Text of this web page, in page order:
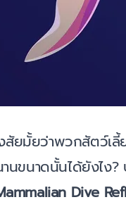
สัยมั้ยว่าพวกสัตว์เ
นขนาดนั้นได้ยังไง
Dive